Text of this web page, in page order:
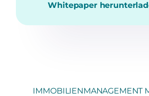
Whitepaper
IMMOBILIENMANAGEMENT